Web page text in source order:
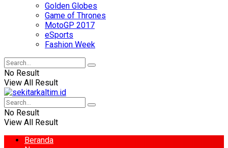
Golden Globes
Game of Thrones
MotoGP 2017
eSports
Fashion Week
No Result
View All Result
No Result
View All Result
Beranda